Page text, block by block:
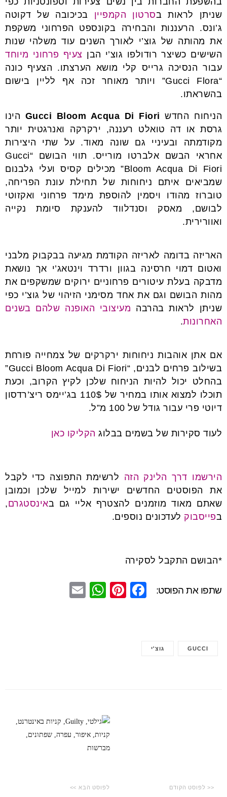
שניתן לראות בסרטון הקמפיין בכיכובה של דקוטה
ג’ונס. הרעננות והבחירה בקונספט הפרחוני משקפת
את מהותה של גוצ’י לאורך השנים עוד משלהי שנות
השישים כשיצר רודולפו גוצ’י הבן צעיף פרחוני מיוחד
עבור הנסיכה גרייס קלי מושא הערצתו. הצעיף כונה
“Gucci Flora” ויותר מאוחר זכה אף לליין בישום
בהשראתו.
הניחוח החדש Gucci Bloom Acqua Di Fiori הינו
גרסת או דה טואלט רעננה, ירקרקה ואנרגטית יותר
מקודמתה ובעיניי גם שונה מאוד. על שתי היצירות
אחראי הבשם אלברטו מורייס. תווי הבושם “Gucci
Bloom Acqua Di Fiori”
מכילים קסיס ועלי גלבנום
שמביאים איתם ניחוחות של תחילת עונת הפריחה,
טוברוז מהודו ויסמין להוספת מימד פרחוני ואקזוטי
לבושם, מאסק וסנדלווד להענקת סיומת נקייה
ואוורירית.
האריזה בדומה לאריזה הקודמת מגיעה בבקבוק מלבני
ואטום דמוי חרסינה בגוון ורדרד וינטאג’י אך נושאת
מדבקה בעלת עיטורים פרחוניים ירוקים שמשקפים את
מהות הבושם וגם את אחד מסימני הזיהוי של גוצ’י כפי
שניתן לראות בהרבה מעיצובי האופנה שלהם בשנים
האחרונות.
אם אתן אוהבות ניחוחות ירקרקים של צמחייה פורחת
בשילוב פרחים לבנים, “Gucci Bloom Acqua Di Fiori”
בהחלט יכול להיות הניחוח שלכן לקיץ הקרוב, וכעת
תוכלו למצוא אותו במחיר של 110$ בג’יימס ריצ’רדסון
דיוטי פרי עבור גודל של 100 מ”ל.
לעוד סקירות של בשמים בבלוג הקליקו כאן
הירשמו דרך הלינק הזה לרשימת התפוצה כדי לקבל
את הפוסטים החדשים ישירות למייל שלכן וכמובן
שאתם מאוד מוזמנים להצטרף אליי גם באינסטגרם,
בפייסבוק לעדכונים נוספים.
*הבושם התקבל לסקירה
שתפו את הפוסט:
F
Pi
W
GUCCI גוצ'י
<< לפוסט הקודם לפוסט הבא >>